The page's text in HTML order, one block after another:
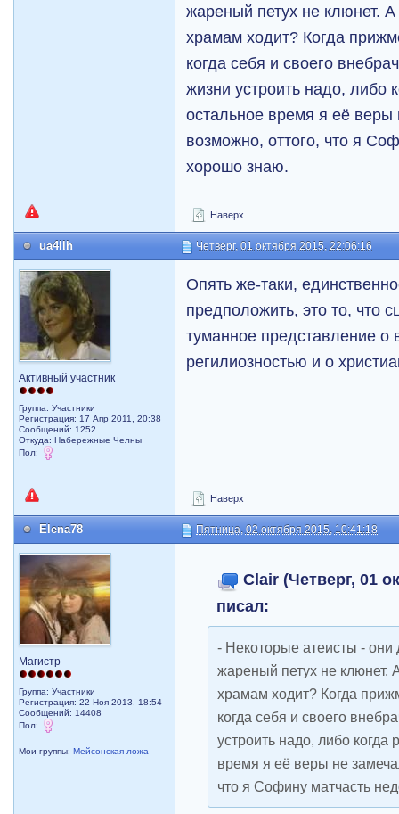
жареный петух не клюнет.
храмам ходит? Когда
когда себя и своего
жизни устроить надо, либо
остальное время я её веры
возможно, оттого, что я
хорошо знаю.
Наверх
ua4llh Четверг, 01 октября 2015, 22:06:16
Активный участник
Группа: Участники
Регистрация: 17 Апр 2011, 20:38
Сообщений: 1252
Откуда: Набережные Челны
Пол:
Опять же-таки,
предположить, это то, что
туманное представление о
регилиозностью и о
Наверх
Elena78 Пятница, 02 октября 2015, 10:41:18
Магистр
Группа: Участники
Регистрация: 22 Ноя 2013, 18:54
Сообщений: 14408
Пол:
Мои группы:Мейсонская ложа
Clair (Четверг, 01
писал:
- Некоторые атеисты - они
жареный петух не клюнет.
храмам ходит? Когда
когда себя и своего
устроить надо, либо когда
время я её веры не
что я Софину матчасть